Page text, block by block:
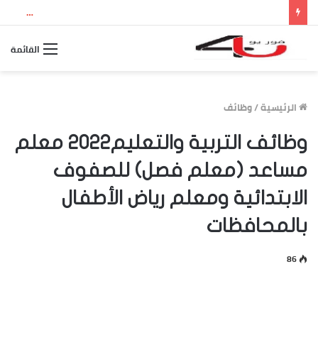
نتيجة الثانوية العامة 2026 بالاسم ورقم الجلوس.. استعلم الآن عن درجاتك والمجموع الكلي
القائمة
الرئيسية/وظائف
وظائف التربية والتعليم2022 معلم
مساعد (معلم فصل) للصفوف
الابتدائية ومعلم رياض الأطفال
بالمحافظات
86